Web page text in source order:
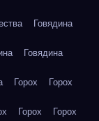
Говядина
Говядина
Горох Горох
Горох Горох